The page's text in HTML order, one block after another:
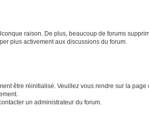
raison. De plus, beaucoup de forums
plus activement aux discussions du forum.
être réinitialisé. Veuillez vous rendre sur la
un administrateur du forum.